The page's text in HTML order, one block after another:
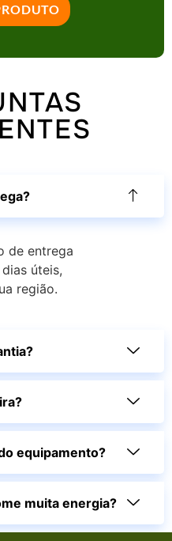
de entrega
úteis,
região.
equipamento?
muita energia?